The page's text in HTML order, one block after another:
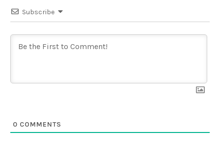
Subscribe
0 COMMENTS